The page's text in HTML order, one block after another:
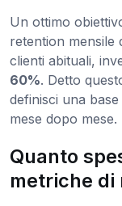
Un ottimo
retention mensile
clienti abituali,
60%. Detto
definisci una
mese dopo mese.
Quanto
metriche di